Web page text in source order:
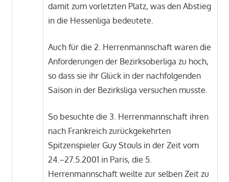
damit zum vorletzten Platz, was den Abstieg
in die Hessenliga bedeutete.
Auch für die 2. Herrenmannschaft waren die
Anforderungen der Bezirksoberliga zu hoch,
so dass sie ihr Glück in der nachfolgenden
Saison in der Bezirksliga versuchen musste.
So besuchte die 3. Herrenmannschaft ihren
nach Frankreich zurückgekehrten
Spitzenspieler Guy Stouls in der Zeit vom
24.–27.5.2001 in Paris, die 5.
Herrenmannschaft weilte zur selben Zeit zu